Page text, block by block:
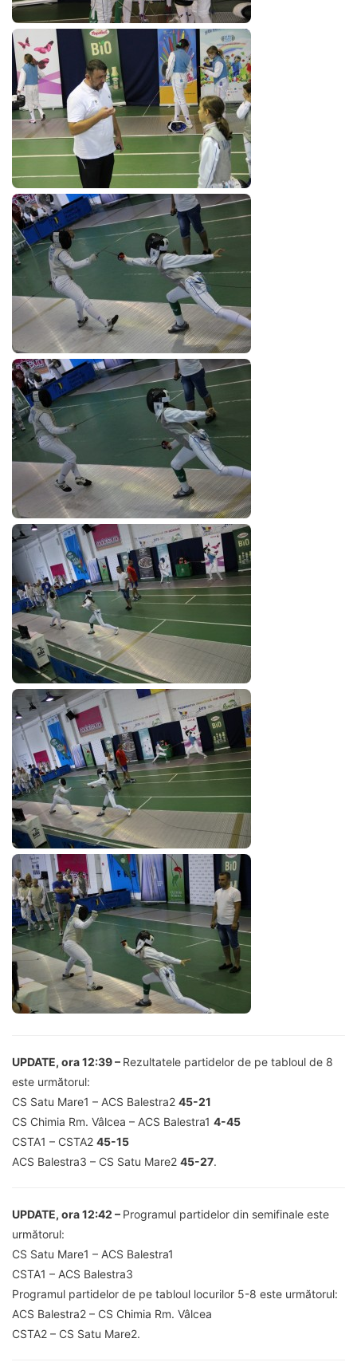
UPDATE, ora 12:39 – Rezultatele partidelor de pe tabloul de 8
este următorul:
CS Satu Mare1 – ACS Balestra2 45-21
CS Chimia Rm. Vâlcea – ACS Balestra1 4-45
CSTA1 – CSTA2 45-15
ACS Balestra3 – CS Satu Mare2 45-27.
UPDATE, ora 12:42 – Programul partidelor din semifinale este
următorul:
CS Satu Mare1 – ACS Balestra1
CSTA1 – ACS Balestra3
Programul partidelor de pe tabloul locurilor 5-8 este următorul:
ACS Balestra2 – CS Chimia Rm. Vâlcea
CSTA2 – CS Satu Mare2.